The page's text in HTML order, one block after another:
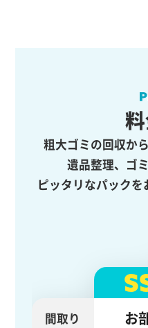
粗大ゴミの回収か
遺品整理、ゴ
ピッタリなパックを
間取り お